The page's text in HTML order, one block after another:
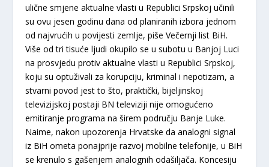
ulične smjene aktualne vlasti u Republici Srpskoj učinili
su ovu jesen godinu dana od planiranih izbora jednom
od najvrućih u povijesti zemlje, piše Večernji list BiH.
Više od tri tisuće ljudi okupilo se u subotu u Banjoj Luci
na prosvjedu protiv aktualne vlasti u Republici Srpskoj,
koju su optuživali za korupciju, kriminal i nepotizam, a
stvarni povod jest to što, praktički, bijeljinskoj
televizijskoj postaji BN televiziji nije omogućeno
emitiranje programa na širem području Banje Luke.
Naime, nakon upozorenja Hrvatske da analogni signal
iz BiH ometa ponajprije razvoj mobilne telefonije, u BiH
se krenulo s gašenjem analognih odašiljača. Koncesiju